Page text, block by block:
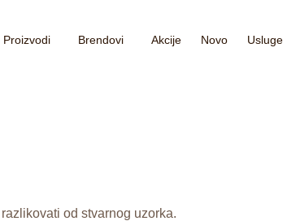
Proizvodi Brendovi Akcije Novo Usluge
od stvarnog uzorka.